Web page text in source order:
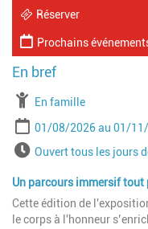
Réserver
Prochains
À partir de
En famille
Période
Date de début
01/08/2026 Date
01/
HorairesOuvert tous les jours
Un parcours immersif
Cette édition de
le corps à l'honneur